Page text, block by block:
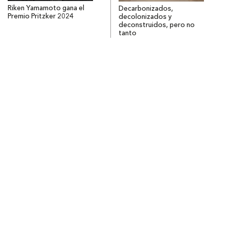
Riken Yamamoto gana el
Premio Pritzker 2024
Decarbonizados,
decolonizados y
deconstruidos, pero no
tanto